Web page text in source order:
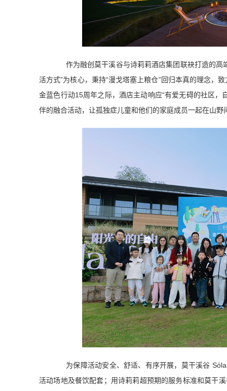
作为融创莫干溪谷与诗莉莉酒店集团联袂打造的
活方式”为核心，秉持“漫戈塔塞上粮仓”回归本真的理念，
金蓝色行动15周年之际，酒店主动响应“有爱无碍的社区
伴的融合活动，让孤独症儿童和他们的家庭成员一起在山野
为保障活动安全、舒适、有序开展，莫干溪谷
活动场地及餐饮配套；用诗莉莉超预期的服务标准和莫干